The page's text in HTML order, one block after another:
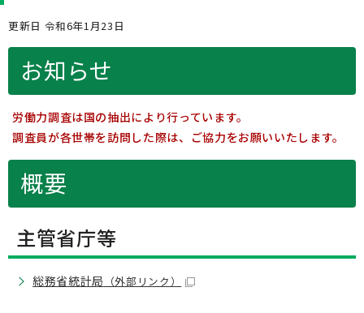
更新日 令和6年1月23日
お知らせ
労働力調査は国の抽出により行っています。
調査員が各世帯を訪問した際は、ご協力をお願いいたします。
概要
主管省庁等
総務省統計局 （外部リンク）